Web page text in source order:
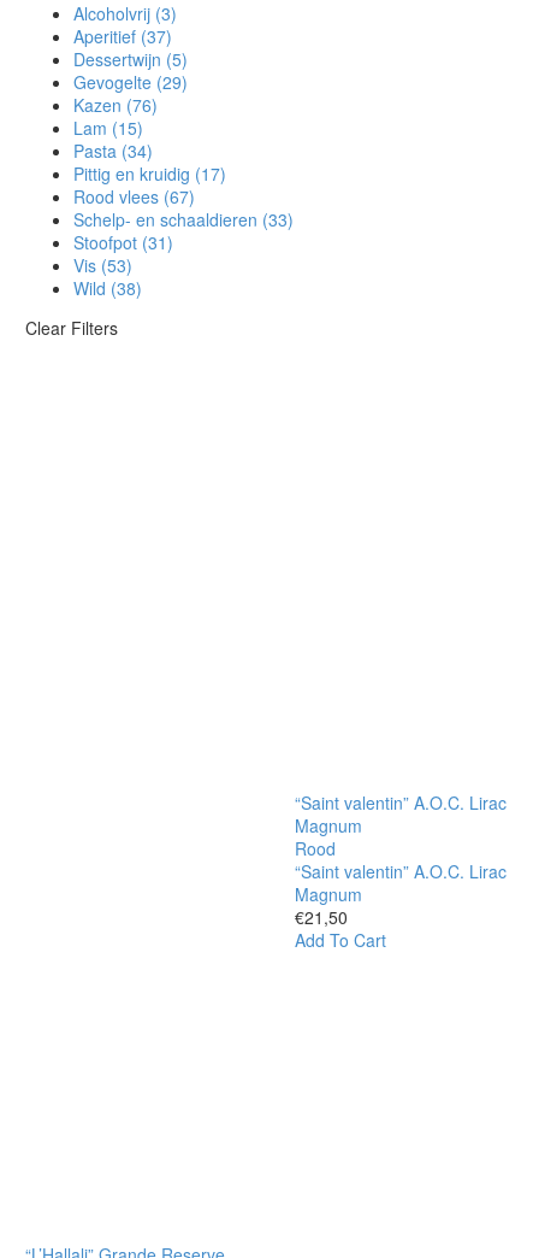
Alcoholvrij (3)
Aperitief (37)
Dessertwijn (5)
Gevogelte (29)
Kazen (76)
Lam (15)
Pasta (34)
Pittig en kruidig (17)
Rood vlees (67)
Schelp- en schaaldieren (33)
Stoofpot (31)
Vis (53)
Wild (38)
Clear Filters
“Saint valentin” A.O.C. Lirac
Magnum
Rood
“Saint valentin” A.O.C. Lirac
Magnum
€21,50
Add To Cart